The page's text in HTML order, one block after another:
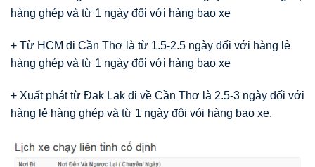
hàng ghép và từ 1 ngày đối với hàng bao xe
+ Từ HCM đi Cần Thơ là từ 1.5-2.5 ngày đối với hàng lẻ
hàng ghép và từ 1 ngày đối với hàng bao xe
+ Xuất phát từ Đak Lak đi về Cần Thơ là 2.5-3 ngày đối với
hàng lẻ hàng ghép và từ 1 ngày đôi vói hàng bao xe.